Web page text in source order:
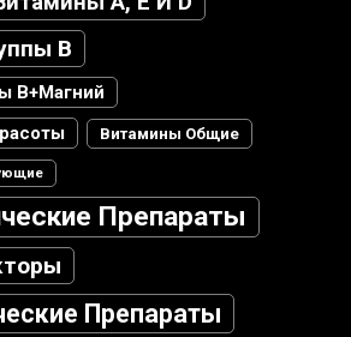
В
В+магний
Витамины Общие
Препараты
Препараты